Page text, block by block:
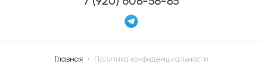
Главная • Политика конфиденциальности